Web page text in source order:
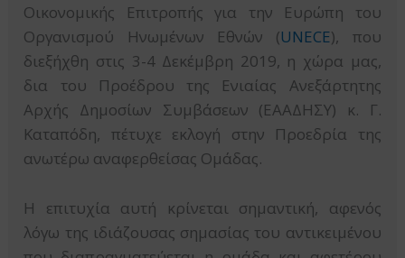
Οικονομικής Επιτροπής για την Ευρώπη του
Οργανισμού Ηνωμένων Εθνών (UNECE), που
διεξήχθη στις 3-4 Δεκέμβρη 2019, η χώρα μας,
δια του Προέδρου της Ενιαίας Ανεξάρτητης
Αρχής Δημοσίων Συμβάσεων (ΕΑΑΔΗΣΥ) κ. Γ.
Καταπόδη, πέτυχε εκλογή στην Προεδρία της
ανωτέρω αναφερθείσας Ομάδας.
Η επιτυχία αυτή κρίνεται σημαντική, αφενός
λόγω της ιδιάζουσας σημασίας του αντικειμένου